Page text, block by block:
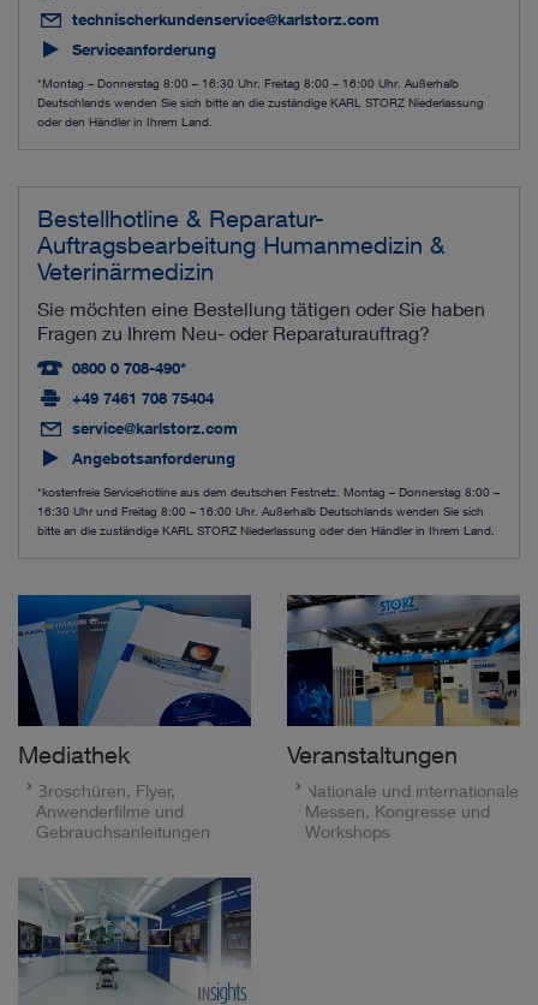
technischerkundenservice@karlstorz.com
Serviceanforderung
*Montag – Donnerstag 8:00 – 16:30 Uhr. Freitag 8:00 – 16:00 Uhr. Außerhalb
Deutschlands wenden Sie sich bitte an die zuständige KARL STORZ Niederlassung
oder den Händler in Ihrem Land.
Bestellhotline & Reparatur-
Auftragsbearbeitung Humanmedizin &
Veterinärmedizin
Sie möchten eine Bestellung tätigen oder Sie haben
Fragen zu Ihrem Neu- oder Reparaturauftrag?
0800 0 708-490*
+49 7461 708 75404
service@karlstorz.com
Angebotsanforderung
*kostenfreie Servicehotline aus dem deutschen Festnetz. Montag – Donnerstag 8:00 –
16:30 Uhr und Freitag 8:00 – 16:00 Uhr. Außerhalb Deutschlands wenden Sie sich
bitte an die zuständige KARL STORZ Niederlassung oder den Händler in Ihrem Land.
Mediathek
Broschüren, Flyer,
Anwenderfilme und
Gebrauchsanleitungen
Veranstaltungen
Nationale und internationale
Messen, Kongresse und
Workshops